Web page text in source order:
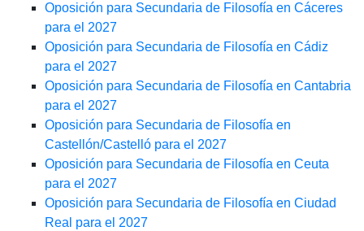
Oposición para Secundaria de Filosofía en Cáceres
para el 2027
Oposición para Secundaria de Filosofía en Cádiz
para el 2027
Oposición para Secundaria de Filosofía en Cantabria
para el 2027
Oposición para Secundaria de Filosofía en
Castellón/Castelló para el 2027
Oposición para Secundaria de Filosofía en Ceuta
para el 2027
Oposición para Secundaria de Filosofía en Ciudad
Real para el 2027